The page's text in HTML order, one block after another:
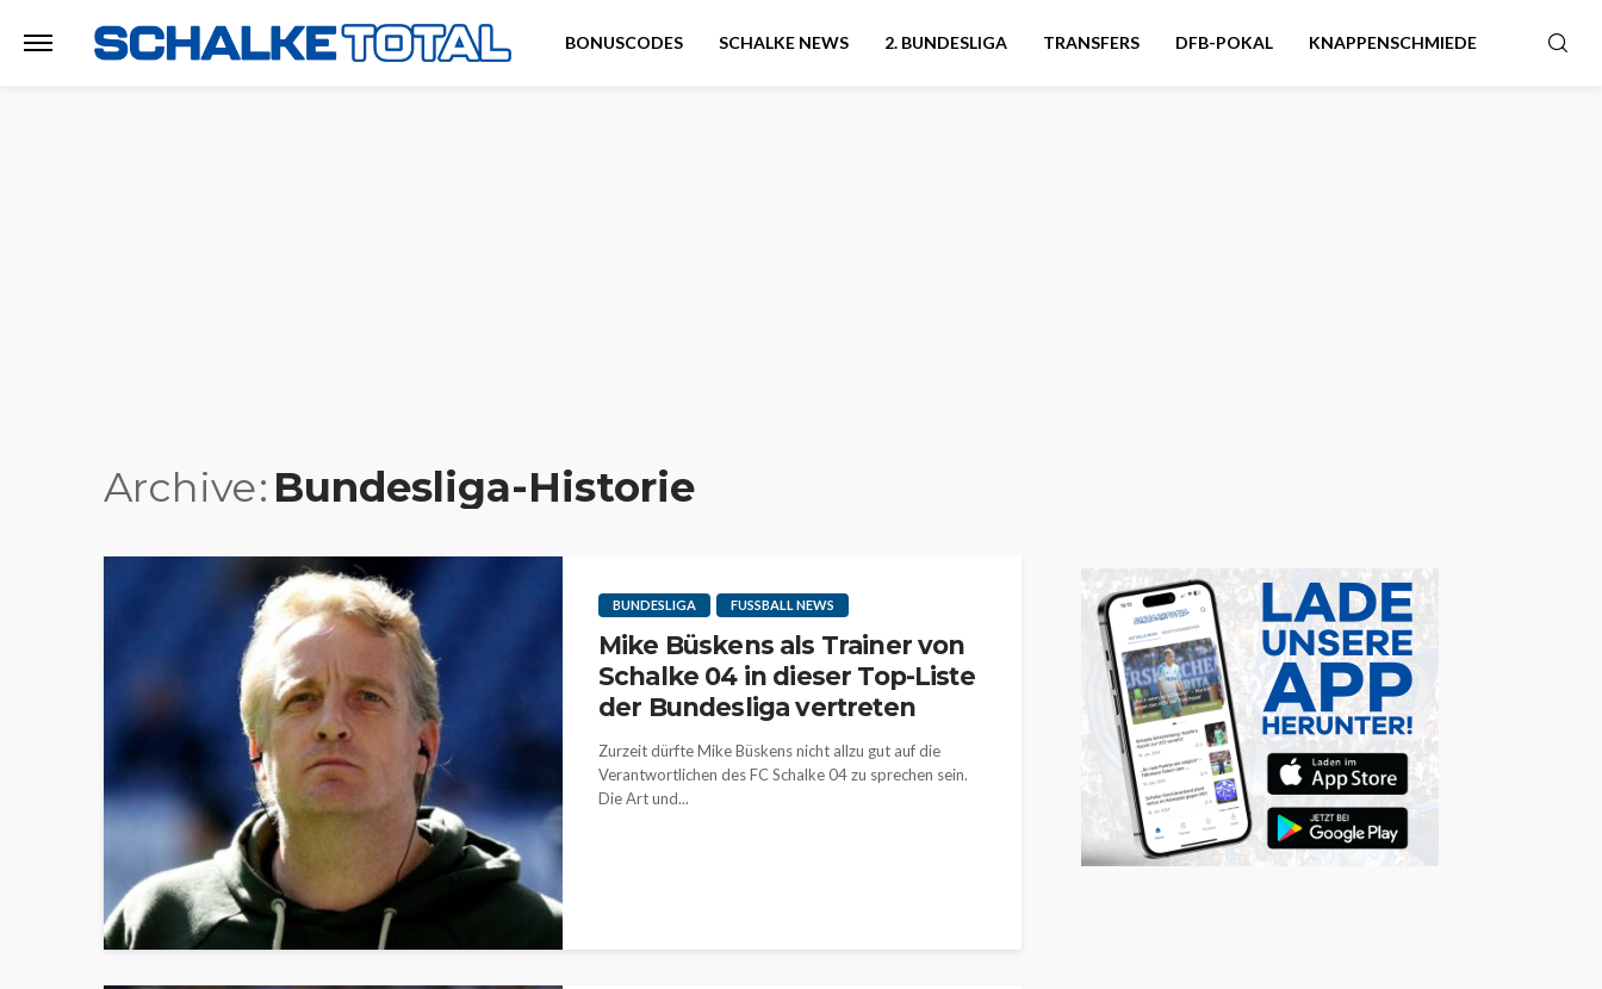
BONUSCODES SCHALKE NEWS 2. BUNDESLIGA TRANSFERS DFB-POKAL KNAPPENSCHMIEDE
Archive Bundesliga-Historie
BUNDESLIGA FUSSBALL NEWS
Mike Büskens als Trainer von
Schalke 04 in dieser Top-Liste
der Bundesliga vertreten
Zurzeit dürfte Mike Büskens nicht allzu gut auf die
Verantwortlichen des FC Schalke 04 zu sprechen sein.
Die Art und...